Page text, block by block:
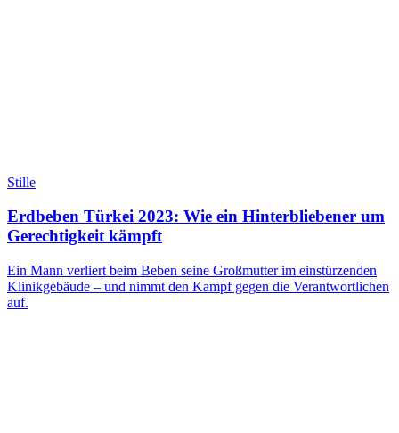
Stille
Erdbeben Türkei 2023: Wie ein Hinterbliebener um
Gerechtigkeit kämpft
Ein Mann verliert beim Beben seine Großmutter im einstürzenden
Klinikgebäude – und nimmt den Kampf gegen die Verantwortlichen
auf.